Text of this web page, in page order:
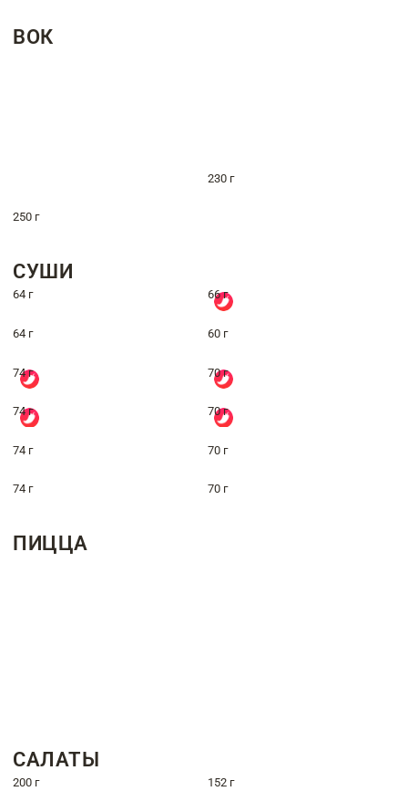
ВОК
230 г
250 г
СУШИ
64 г 66 г
64 г 60 г
74 г 70 г
74 г 70 г
74 г 70 г
74 г 70 г
ПИЦЦА
САЛАТЫ
200 г 152 г